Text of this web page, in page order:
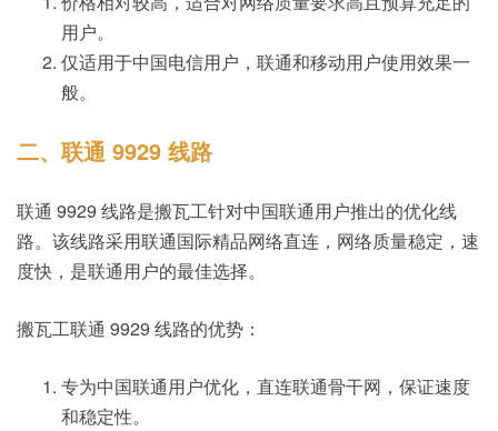
用户。
仅适用于中国电信用户，联通和移动用户使用效果一
般。
二、联通 9929 线路
联通 9929 线路是搬瓦工针对中国联通用户推出的优化线
路。该线路采用联通国际精品网络直连，网络质量稳定，速
度快，是联通用户的最佳选择。
搬瓦工联通 9929 线路的优势：
专为中国联通用户优化，直连联通骨干网，保证速度
和稳定性。